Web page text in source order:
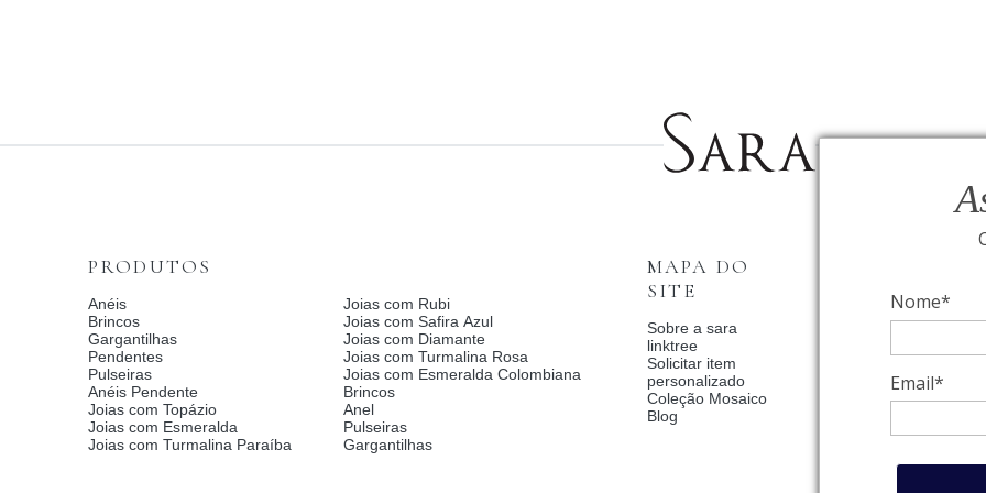
Nome*
Email*
Fale Conosco
Relógios BVLGARI
Condições de
Catalogo Dia Dos
Meus pedidos
MAPA DO
SITE
Sobre a sara
linktree
Solicitar item
personalizado
Blog
Coleção Mosaico
PRODUTOS
Anéis
Brincos
Gargantilhas
Pendentes
Pulseiras
Anéis Pendente
Joias com Topázio
Joias com Esmeralda
Joias com Turmalina Paraíba
Joias com Rubi
Joias com Safira Azul
Joias com Diamante
Joias com Turmalina Rosa
Joias com Esmeralda Colombiana
Brincos
Anel
Pulseiras
Gargantilhas